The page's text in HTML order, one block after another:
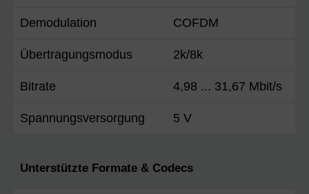
Demodulation COFDM
Übertragungsmodus 2k/8k
Bitrate 4,98 ... 31,67 Mbit/s
Spannungsversorgung 5 V
Unterstützte Formate & Codecs